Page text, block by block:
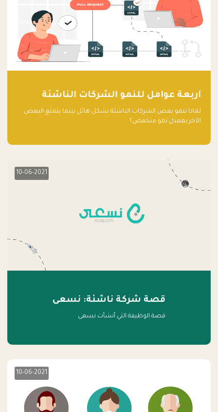
آربعة عوامل للنمو الشركات الناشئة
لماذا تنمو بعض الشركات الناشئة بشكل هائل بينما يتمتع البعض
الآخر بمعدل نمو منخفض؟
10-06-2021
قصة شركة ناشئة: نسعى
قصة الوظيفة التي أنشأت نسعى
10-06-2021